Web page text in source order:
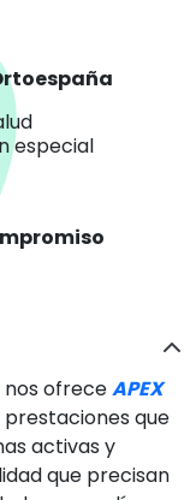
especial
ofreceAPEX
que
activas y
que precisan